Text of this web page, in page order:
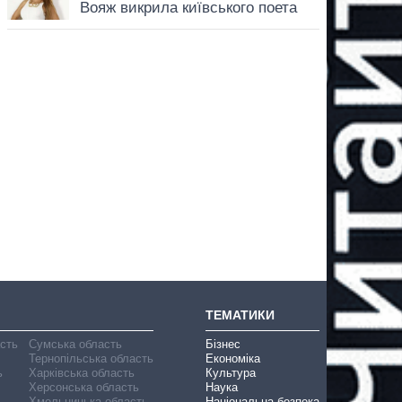
Сумська область
Тернопільська область
Харківська область
Херсонська область
ТЕМАТИКИ
Бізнес
Економіка
Культура
Наука